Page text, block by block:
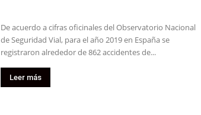
De acuerdo a cifras oficinales del Observatorio Nacional
de Seguridad Vial, para el año 2019 en España se
registraron alrededor de 862 accidentes de...
Leer más